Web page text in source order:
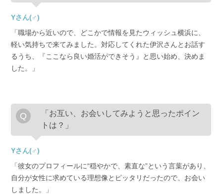
Yさん(♂)
「職場から近いので、どこかで情報を見たウィッシュ横浜に、
軽い気持ちで来てみました。対応してくれた伊沢さんとお話す
るうち、『ここなら良い婚活ができそう』と思い始め、決めま
した。」
「お互い、お会いしてみようと思ったポイン
トは？」
Yさん(♂)
「彼女のプロフィールに“穏やかで、素直な”という言葉があり、
自分が女性に求めている理想像とピッタリだったので、お会い
しました。」